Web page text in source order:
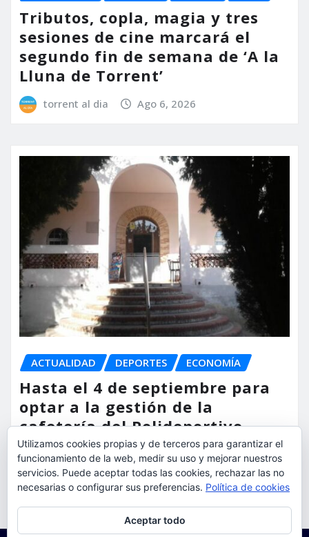
Tributos, copla, magia y tres
sesiones de cine marcará el
segundo fin de semana de ‘A la
Lluna de Torrent’
torrent al dia Ago 6, 2026
ACTUALIDAD DEPORTES ECONOMÍA
Hasta el 4 de septiembre para
optar a la gestión de la
cafetería del Polideportivo
Anabel Medina de Torrent
torrent al dia Ago 6, 2026
Utilizamos cookies propias y de terceros para garantizar el
funcionamiento de la web, medir su uso y mejorar nuestros
servicios. Puede aceptar todas las cookies, rechazar las no
necesarias o configurar sus preferencias. Política de cookies
Aceptar todo